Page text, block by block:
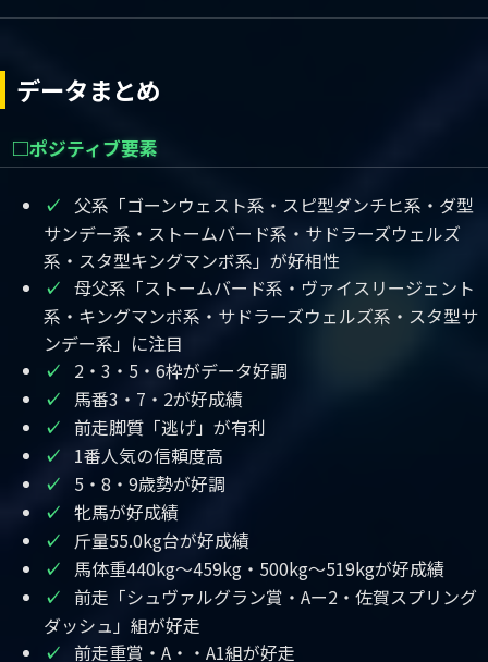
データまとめ
□ポジティブ要素
✓
父系「ゴーンウェスト系・スピ型ダンチヒ系・ダ型
サンデー系・ストームバード系・サドラーズウェルズ
系・スタ型キングマンボ系」が好相性
✓
母父系「ストームバード系・ヴァイスリージェント
系・キングマンボ系・サドラーズウェルズ系・スタ型サ
ンデー系」に注目
✓ 2・3・5・6枠がデータ好調
✓ 馬番3・7・2が好成績
✓ 前走脚質「逃げ」が有利
✓ 1番人気の信頼度高
✓ 5・8・9歳勢が好調
✓ 牝馬が好成績
✓ 斤量55.0kg台が好成績
✓ 馬体重440kg～459kg・500kg～519kgが好成績
✓
前走「シュヴァルグラン賞・Aー2・佐賀スプリング
ダッシュ」組が好走
✓ 前走重賞・A・・A1組が好走